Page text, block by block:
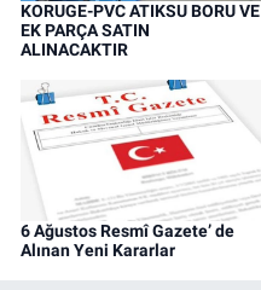
KORUGE-PVC ATIKSU BORU VE
EK PARÇA SATIN
ALINACAKTIR
6 Ağustos Resmî Gazete’ de
Alınan Yeni Kararlar